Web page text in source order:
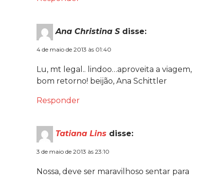
Ana Christina S disse:
4 de maio de 2013 às 01:40
Lu, mt legal.. lindoo…aproveita a viagem,
bom retorno! beijão, Ana Schittler
Responder
Tatiana Lins disse:
3 de maio de 2013 às 23:10
Nossa, deve ser maravilhoso sentar para